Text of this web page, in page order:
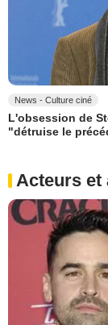
News - Culture ciné
L'obsession de
"détruise le
Acteurs et